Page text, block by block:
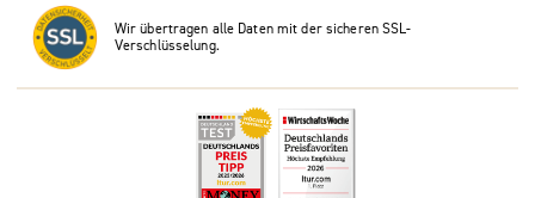
Wir übertragen alle Daten mit der sicheren SSL-
Verschlüsselung.